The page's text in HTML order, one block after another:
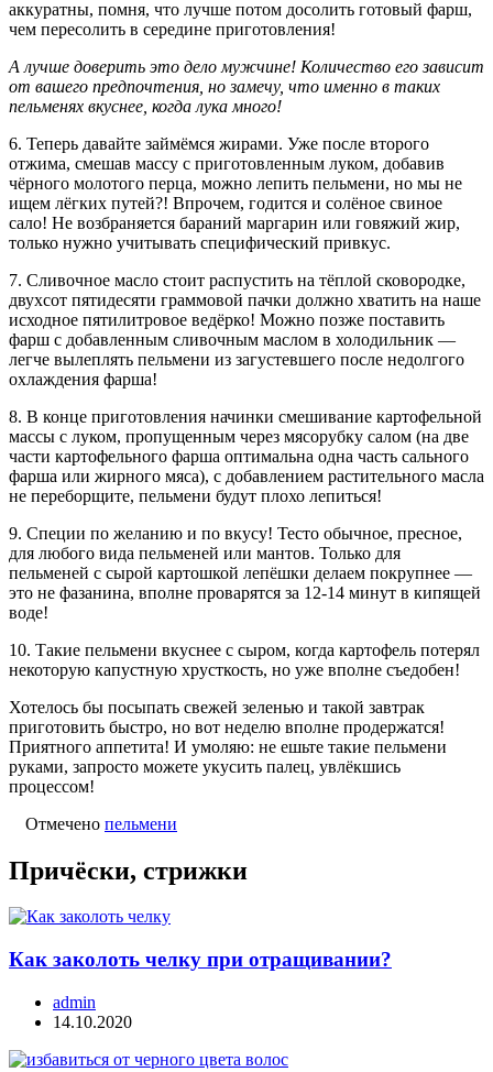
аккуратны, помня, что лучше потом досолить готовый фарш,
чем пересолить в середине приготовления!
А лучше доверить это дело мужчине! Количество его зависит
от вашего предпочтения, но замечу, что именно в таких
пельменях вкуснее, когда лука много!
6. Теперь давайте займёмся жирами. Уже после второго
отжима, смешав массу с приготовленным луком, добавив
чёрного молотого перца, можно лепить пельмени, но мы не
ищем лёгких путей?! Впрочем, годится и солёное свиное
сало! Не возбраняется бараний маргарин или говяжий жир,
только нужно учитывать специфический привкус.
7. Сливочное масло стоит распустить на тёплой сковородке,
двухсот пятидесяти граммовой пачки должно хватить на наше
исходное пятилитровое ведёрко! Можно позже поставить
фарш с добавленным сливочным маслом в холодильник —
легче вылеплять пельмени из загустевшего после недолгого
охлаждения фарша!
8. В конце приготовления начинки смешивание картофельной
массы с луком, пропущенным через мясорубку салом (на две
части картофельного фарша оптимальна одна часть сального
фарша или жирного мяса), с добавлением растительного масла
не переборщите, пельмени будут плохо лепиться!
9. Специи по желанию и по вкусу! Тесто обычное, пресное,
для любого вида пельменей или мантов. Только для
пельменей с сырой картошкой лепёшки делаем покрупнее —
это не фазанина, вполне проварятся за 12-14 минут в кипящей
воде!
10. Такие пельмени вкуснее с сыром, когда картофель потерял
некоторую капустную хрусткость, но уже вполне съедобен!
Хотелось бы посыпать свежей зеленью и такой завтрак
приготовить быстро, но вот неделю вполне продержатся!
Приятного аппетита! И умоляю: не ешьте такие пельмени
руками, запросто можете укусить палец, увлёкшись
процессом!
Отмечено пельмени
Причёски, стрижки
Как заколоть челку при отращивании?
admin
14.10.2020